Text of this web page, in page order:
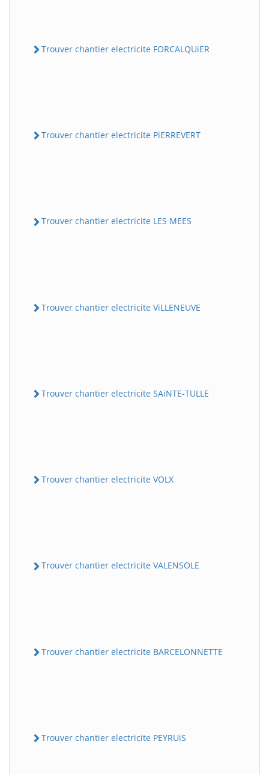
Trouver chantier electricite FORCALQUiER
Trouver chantier electricite PiERREVERT
Trouver chantier electricite LES MEES
Trouver chantier electricite ViLLENEUVE
Trouver chantier electricite SAiNTE-TULLE
Trouver chantier electricite VOLX
Trouver chantier electricite VALENSOLE
Trouver chantier electricite BARCELONNETTE
Trouver chantier electricite PEYRUiS